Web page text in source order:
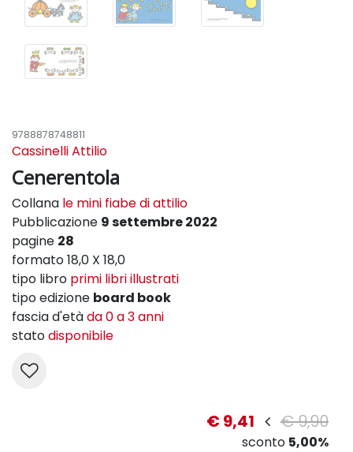
9788878748811
Cassinelli Attilio
Cenerentola
Collana le mini fiabe di attilio
Pubblicazione 9 settembre 2022
pagine 28
formato 18,0 X 18,0
tipo libro primi libri illustrati
tipo edizione board book
fascia d'etàda 0 a 3 anni
statodisponibile
€ 9,41 € 9,90
sconto 5,00%